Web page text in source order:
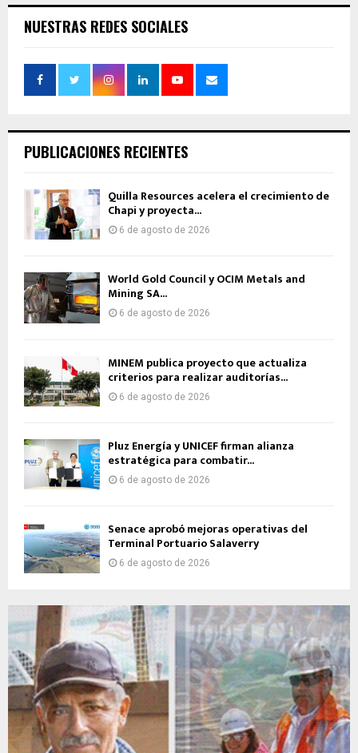
NUESTRAS REDES SOCIALES
PUBLICACIONES RECIENTES
Quilla Resources acelera el crecimiento de
Chapi y proyecta...
6 de agosto de 2026
World Gold Council y OCIM Metals and
Mining SA...
6 de agosto de 2026
MINEM publica proyecto que actualiza
criterios para realizar auditorías...
6 de agosto de 2026
Pluz Energía y UNICEF firman alianza
estratégica para combatir...
6 de agosto de 2026
Senace aprobó mejoras operativas del
Terminal Portuario Salaverry
6 de agosto de 2026